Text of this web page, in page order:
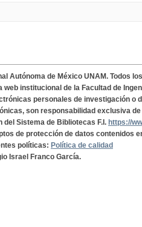
Autónoma de México UNAM. Todos
web institucional de la Facultad de
personales de investigación o
son responsabilidad exclusiva
Sistema de Bibliotecas F.I. https://
de protección de datos contenidos
políticas: Política de calidad
Israel Franco García.